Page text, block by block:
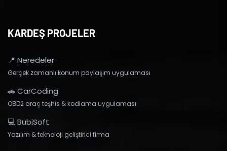
KARDEŞ PROJELER
📍 Neredeler
Gerçek zamanlı konum paylaşım uygulaması
🚗 CarCoding
OBD2 araç teşhis & kodlama uygulaması
💻 BubiSoft
Yazılım & teknoloji geliştirici firma